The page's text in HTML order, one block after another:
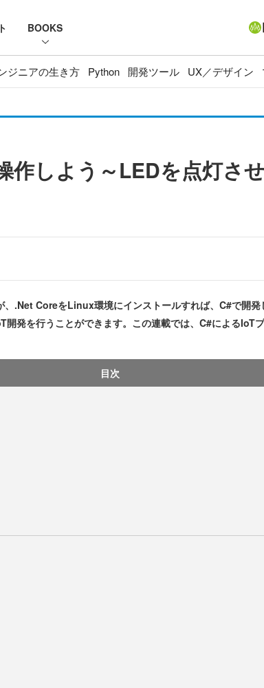
BOOKS
ジニアの生き方 Python 開発ツール UX／デザイン
作しよう～LEDを点灯さ
.Net CoreをLinux環境にインストールすれば、C#で開発
発を行うことができます。この連載では、C#によるIoT
目次